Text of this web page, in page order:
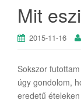
Mit
2015-11-16
Sokszor
úgy gondolom,
eredetű